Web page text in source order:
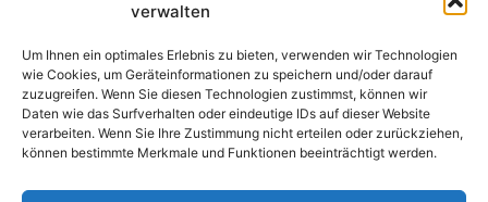
verwalten
Um Ihnen ein optimales Erlebnis zu bieten, verwenden wir Technologien
wie Cookies, um Geräteinformationen zu speichern und/oder darauf
zuzugreifen. Wenn Sie diesen Technologien zustimmst, können wir
Daten wie das Surfverhalten oder eindeutige IDs auf dieser Website
verarbeiten. Wenn Sie Ihre Zustimmung nicht erteilen oder zurückziehen,
können bestimmte Merkmale und Funktionen beeinträchtigt werden.
mit den Arbeiten begonnen und wird auch den südlichen